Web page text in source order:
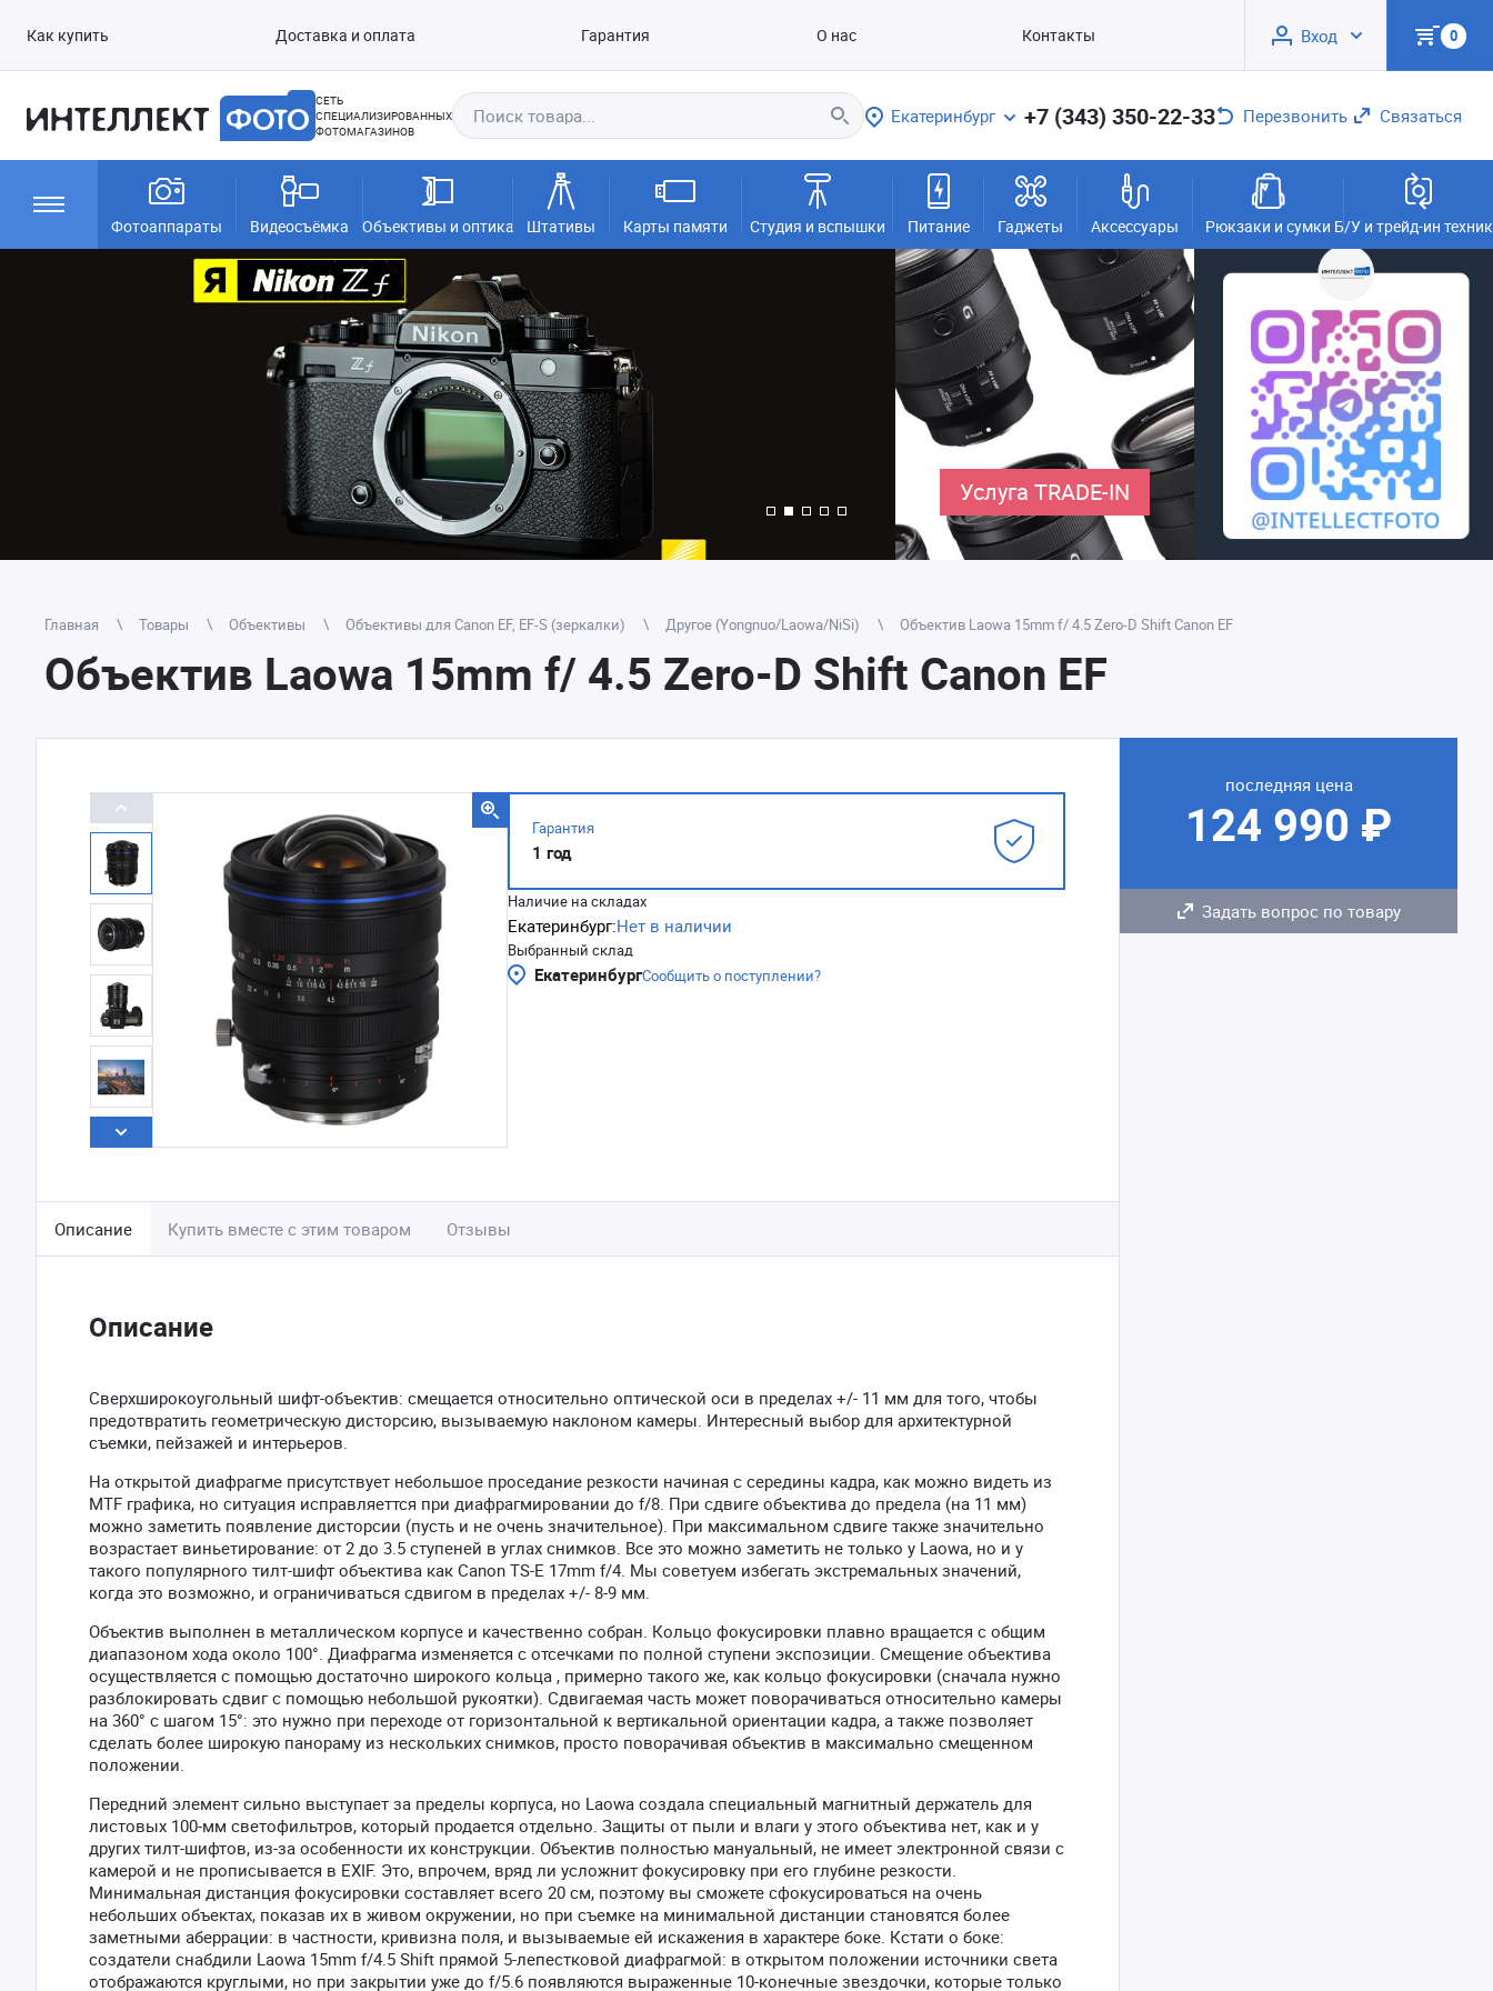
Как купить Доставка и оплата Гарантия О нас Контакты Вход 0
СЕТЬ
СПЕЦИАЛИЗИРОВАННЫХ
ФОТОМАГАЗИНОВ
Екатеринбург +7 (343) 350-22-33 Перезвонить Связаться
Фотоаппараты Видеосъёмка Объективы и оптика Штативы Карты памяти Студия и вспышки Питание Гаджеты Аксессуары Рюкзаки и сумки Б/У и трейд-ин
Услуга TRADE-IN
Главная Товары Объективы Объективы для Canon EF, EF-S (зеркалки) Другое (Yongnuo/Laowa/NiSi) Объектив Laowa 15mm f/ 4.5 Zero-D Shift Canon EF
Объектив Laowa 15mm f/ 4.5 Zero-D Shift Canon EF
Гарантия
1 год
Наличие на складах
Екатеринбург:Нет в наличии
Выбранный склад
ЕкатеринбургСообщить о поступлении?
Описание Купить вместе с этим товаром Отзывы
Описание
Сверхширокоугольный шифт-объектив: смещается относительно оптической оси в пределах +/- 11 мм для того, чтобы
предотвратить геометрическую дисторсию, вызываемую наклоном камеры. Интересный выбор для архитектурной
съемки, пейзажей и интерьеров.
На открытой диафрагме присутствует небольшое проседание резкости начиная с середины кадра, как можно видеть из
MTF графика, но ситуация исправляеттся при диафрагмировании до f/8. При сдвиге объектива до предела (на 11 мм)
можно заметить появление дисторсии (пусть и не очень значительное). При максимальном сдвиге также значительно
возрастает виньетирование: от 2 до 3.5 ступеней в углах снимков. Все это можно заметить не только у Laowa, но и у
такого популярного тилт-шифт объектива как Canon TS-E 17mm f/4. Мы советуем избегать экстремальных значений,
когда это возможно, и ограничиваться сдвигом в пределах +/- 8-9 мм.
Объектив выполнен в металлическом корпусе и качественно собран. Кольцо фокусировки плавно вращается с общим
диапазоном хода около 100°. Диафрагма изменяется с отсечками по полной ступени экспозиции. Смещение объектива
осуществляется с помощью достаточно широкого кольца , примерно такого же, как кольцо фокусировки (сначала нужно
разблокировать сдвиг с помощью небольшой рукоятки). Сдвигаемая часть может поворачиваться относительно камеры
на 360° с шагом 15°: это нужно при переходе от горизонтальной к вертикальной ориентации кадра, а также позволяет
сделать более широкую панораму из нескольких снимков, просто поворачивая объектив в максимально смещенном
положении.
Передний элемент сильно выступает за пределы корпуса, но Laowa создала специальный магнитный держатель для
листовых 100-мм светофильтров, который продается отдельно. Защиты от пыли и влаги у этого объектива нет, как и у
других тилт-шифтов, из-за особенности их конструкции. Объектив полностью мануальный, не имеет электронной связи с
камерой и не прописывается в EXIF. Это, впрочем, вряд ли усложнит фокусировку при его глубине резкости.
Минимальная дистанция фокусировки составляет всего 20 см, поэтому вы сможете сфокусироваться на очень
небольших объектах, показав их в живом окружении, но при съемке на минимальной дистанции становятся более
заметными аберрации: в частности, кривизна поля, и вызываемые ей искажения в характере боке. Кстати о боке:
создатели снабдили Laowa 15mm f/4.5 Shift прямой 5-лепестковой диафрагмой: в открытом положении источники света
отображаются круглыми, но при закрытии уже до f/5.6 появляются выраженные 10-конечные звездочки, которые только
последняя цена
124 990 ₽
Задать вопрос по товару